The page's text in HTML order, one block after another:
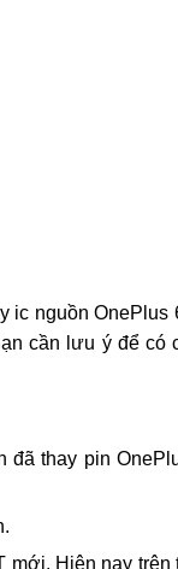
ic nguồn OnePlus
cần lưu ý để có